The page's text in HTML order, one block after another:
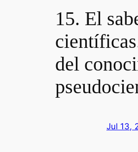
15. El
del
Jul 13,